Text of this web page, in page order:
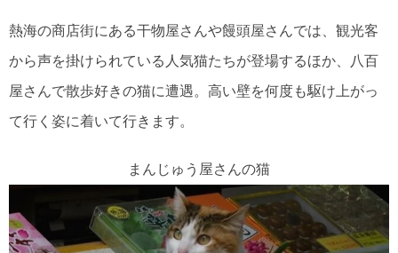
熱海の商店街にある干物屋さんや饅頭屋さんでは、観光客
から声を掛けられている人気猫たちが登場するほか、八百
屋さんで散歩好きの猫に遭遇。高い壁を何度も駆け上がっ
て行く姿に着いて行きます。
まんじゅう屋さんの猫